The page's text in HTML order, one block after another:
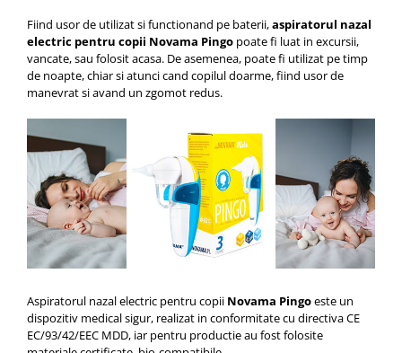
Fiind usor de utilizat si functionand pe baterii,aspiratorul nazal
electric pentru copii Novama Pingo poate fi luat in excursii,
vancate, sau folosit acasa. De asemenea, poate fi utilizat pe timp
de noapte, chiar si atunci cand copilul doarme, fiind usor de
manevrat si avand un zgomot redus.
Aspiratorul nazal electric pentru copii Novama Pingoeste un
dispozitiv medical sigur, realizat in conformitate cu directiva CE
EC/93/42/EEC MDD, iar pentru productie au fost folosite